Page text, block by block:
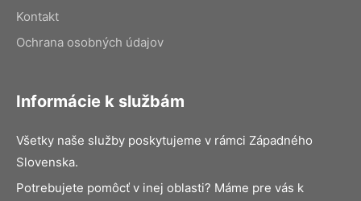
Kontakt
Ochrana osobných údajov
Informácie k službám
Všetky naše služby poskytujeme v rámci Západného
Slovenska.
Potrebujete pomôcť v inej oblasti? Máme pre vás k